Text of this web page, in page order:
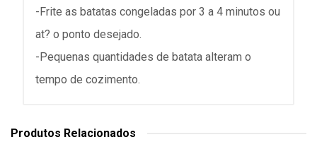
-Frite as batatas congeladas por 3 a 4 minutos ou
at? o ponto desejado.
-Pequenas quantidades de batata alteram o
tempo de cozimento.
Produtos Relacionados